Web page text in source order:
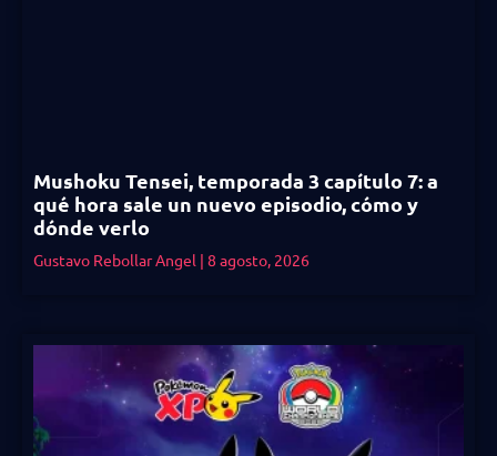
Mushoku Tensei, temporada 3 capítulo 7: a
qué hora sale un nuevo episodio, cómo y
dónde verlo
Gustavo Rebollar Angel 8 agosto, 2026